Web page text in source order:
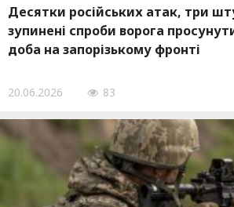
Десятки російських атак, три
зупинені спроби ворога
доба на запорізькому фронті
20.06.2026 83